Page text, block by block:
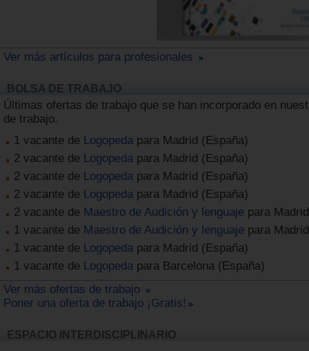
Ver más artículos para profesionales
BOLSA DE TRABAJO
Últimas ofertas de trabajo que se han incorporado en
de trabajo.
1 vacante de Logopeda para Madrid (España)
2 vacante de Logopeda para Madrid (España)
2 vacante de Logopeda para Madrid (España)
2 vacante de Logopeda para Madrid (España)
2 vacante de Maestro de Audición y lenguaje para
1 vacante de Maestro de Audición y lenguaje para
1 vacante de Logopeda para Madrid (España)
1 vacante de Logopeda para Barcelona (España)
Ver más ofertas de trabajo
Poner una oferta de trabajo ¡Gratis!
ESPACIO INTERDISCIPLINARIO